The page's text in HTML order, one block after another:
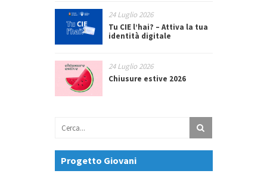
24 Luglio 2026
Tu CIE l’hai? – Attiva la tua
identità digitale
24 Luglio 2026
Chiusure estive 2026
Progetto Giovani